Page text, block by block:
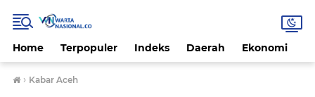
Home Terpopuler Indeks Daerah Ekonomi
› Kabar Aceh